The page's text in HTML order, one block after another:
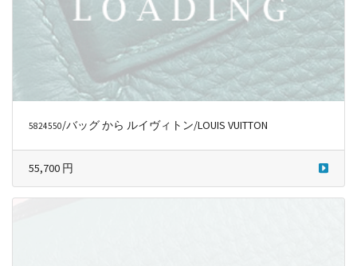
5824550/バッグから ルイヴィトン/LOUIS VUITTON
55,700 円